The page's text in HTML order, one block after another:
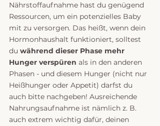
Nährstoffaufnahme hast du genügend
Ressourcen, um ein potenzielles Baby
mit zu versorgen. Das heißt, wenn dein
Hormonhaushalt funktioniert, solltest
du während dieser Phase mehr
Hunger verspüren als in den anderen
Phasen - und diesem Hunger (nicht nur
Heißhunger oder Appetit) darfst du
auch bitte nachgeben! Ausreichende
Nahrungsaufnahme ist nämlich z. B.
auch extrem wichtig dafür, deinen